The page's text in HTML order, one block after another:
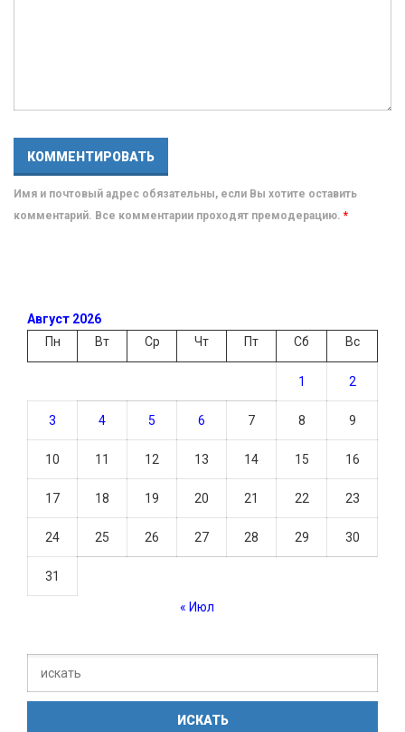
Имя и почтовый адрес обязательны, если Вы хотите оставить
комментарий. Все комментарии проходят премодерацию. *
Август 2026
Пн
Вт Ср Чт Пт Сб Вс
1 2
3 4 5 6 7 8 9
10 11 12 13 14 15 16
17 18 19 20 21 22 23
24 25 26 27 28 29 30
31
« Июл